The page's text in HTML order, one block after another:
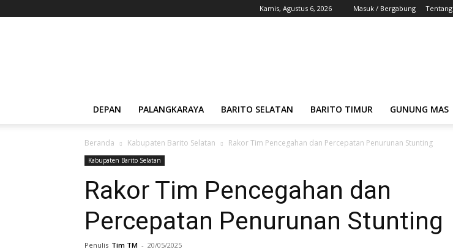
Kamis, Agustus 6, 2026 Masuk / Bergabung Tentang
DEPAN PALANGKARAYA BARITO SELATAN BARITO TIMUR GUNUNG MAS
Beranda Kabupaten Barito Selatan Rakor Tim Pencegahan dan Percepatan Penurunan Stunting
Kabupaten Barito Selatan
Rakor Tim Pencegahan dan
Percepatan Penurunan Stunting
Penulis Tim TM - 20/05/2025